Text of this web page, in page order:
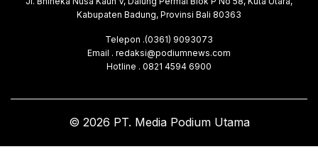
Kabupaten Badung, Provinsi Bali 80363
Telepon .(0361) 9093073
Email . redaksi@podiumnews.com
Hotline . 0821 4594 6900
© 2026 PT. Media Podium Utama